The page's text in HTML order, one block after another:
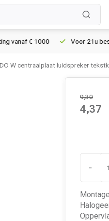
€ 1000 Voor 21u
W centraalplaat luidspreker
9,30
4,37
-